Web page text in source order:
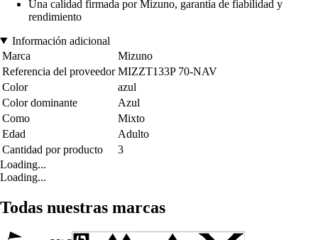
Una calidad firmada por Mizuno, garantía de fiabilidad y
rendimiento
Información adicional
Marca
Mizuno
Referencia del proveedor MIZZT133P 70-NAV
Color
azul
Color dominante
Azul
Como
Mixto
Edad
Adulto
Cantidad por producto
3
Loading...
Loading...
Todas nuestras marcas